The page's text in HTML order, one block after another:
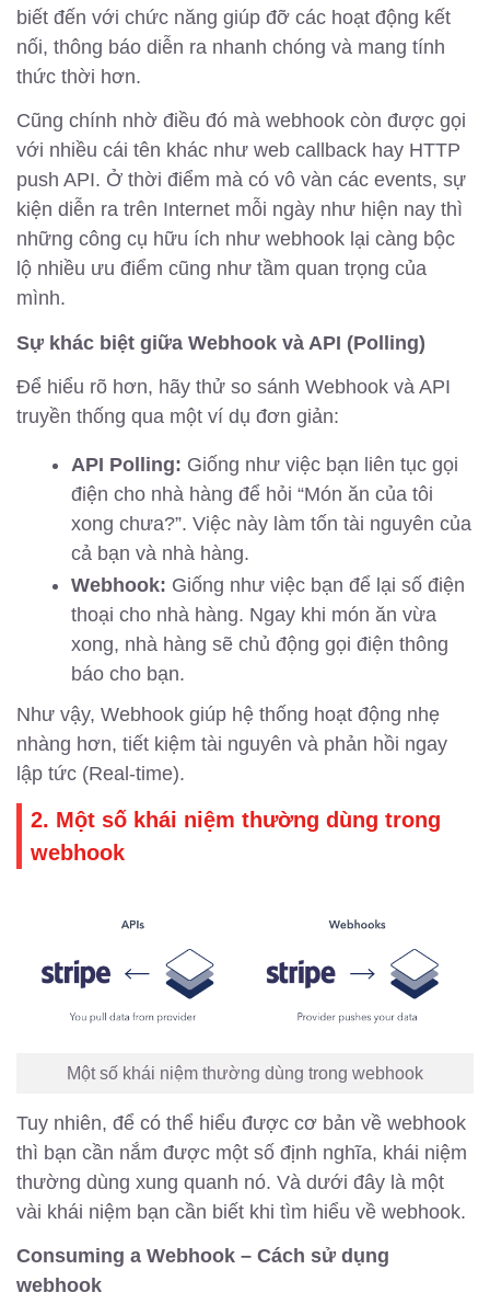
biết đến với chức năng giúp đỡ các hoạt động kết
nối, thông báo diễn ra nhanh chóng và mang tính
thức thời hơn.
Cũng chính nhờ điều đó mà webhook còn được gọi
với nhiều cái tên khác như web callback hay HTTP
push API. Ở thời điểm mà có vô vàn các events, sự
kiện diễn ra trên Internet mỗi ngày như hiện nay thì
những công cụ hữu ích như webhook lại càng bộc
lộ nhiều ưu điểm cũng như tầm quan trọng của
mình.
Sự khác biệt giữa Webhook và API (Polling)
Để hiểu rõ hơn, hãy thử so sánh Webhook và API
truyền thống qua một ví dụ đơn giản:
API Polling: Giống như việc bạn liên tục gọi
điện cho nhà hàng để hỏi “Món ăn của tôi
xong chưa?”. Việc này làm tốn tài nguyên của
cả bạn và nhà hàng.
Webhook: Giống như việc bạn để lại số điện
thoại cho nhà hàng. Ngay khi món ăn vừa
xong, nhà hàng sẽ chủ động gọi điện thông
báo cho bạn.
Như vậy, Webhook giúp hệ thống hoạt động nhẹ
nhàng hơn, tiết kiệm tài nguyên và phản hồi ngay
lập tức (Real-time).
2. Một số khái niệm thường dùng trong
webhook
Một số khái niệm thường dùng trong webhook
Tuy nhiên, để có thể hiểu được cơ bản về webhook
thì bạn cần nắm được một số định nghĩa, khái niệm
thường dùng xung quanh nó. Và dưới đây là một
vài khái niệm bạn cần biết khi tìm hiểu về webhook.
Consuming a Webhook – Cách sử dụng
webhook